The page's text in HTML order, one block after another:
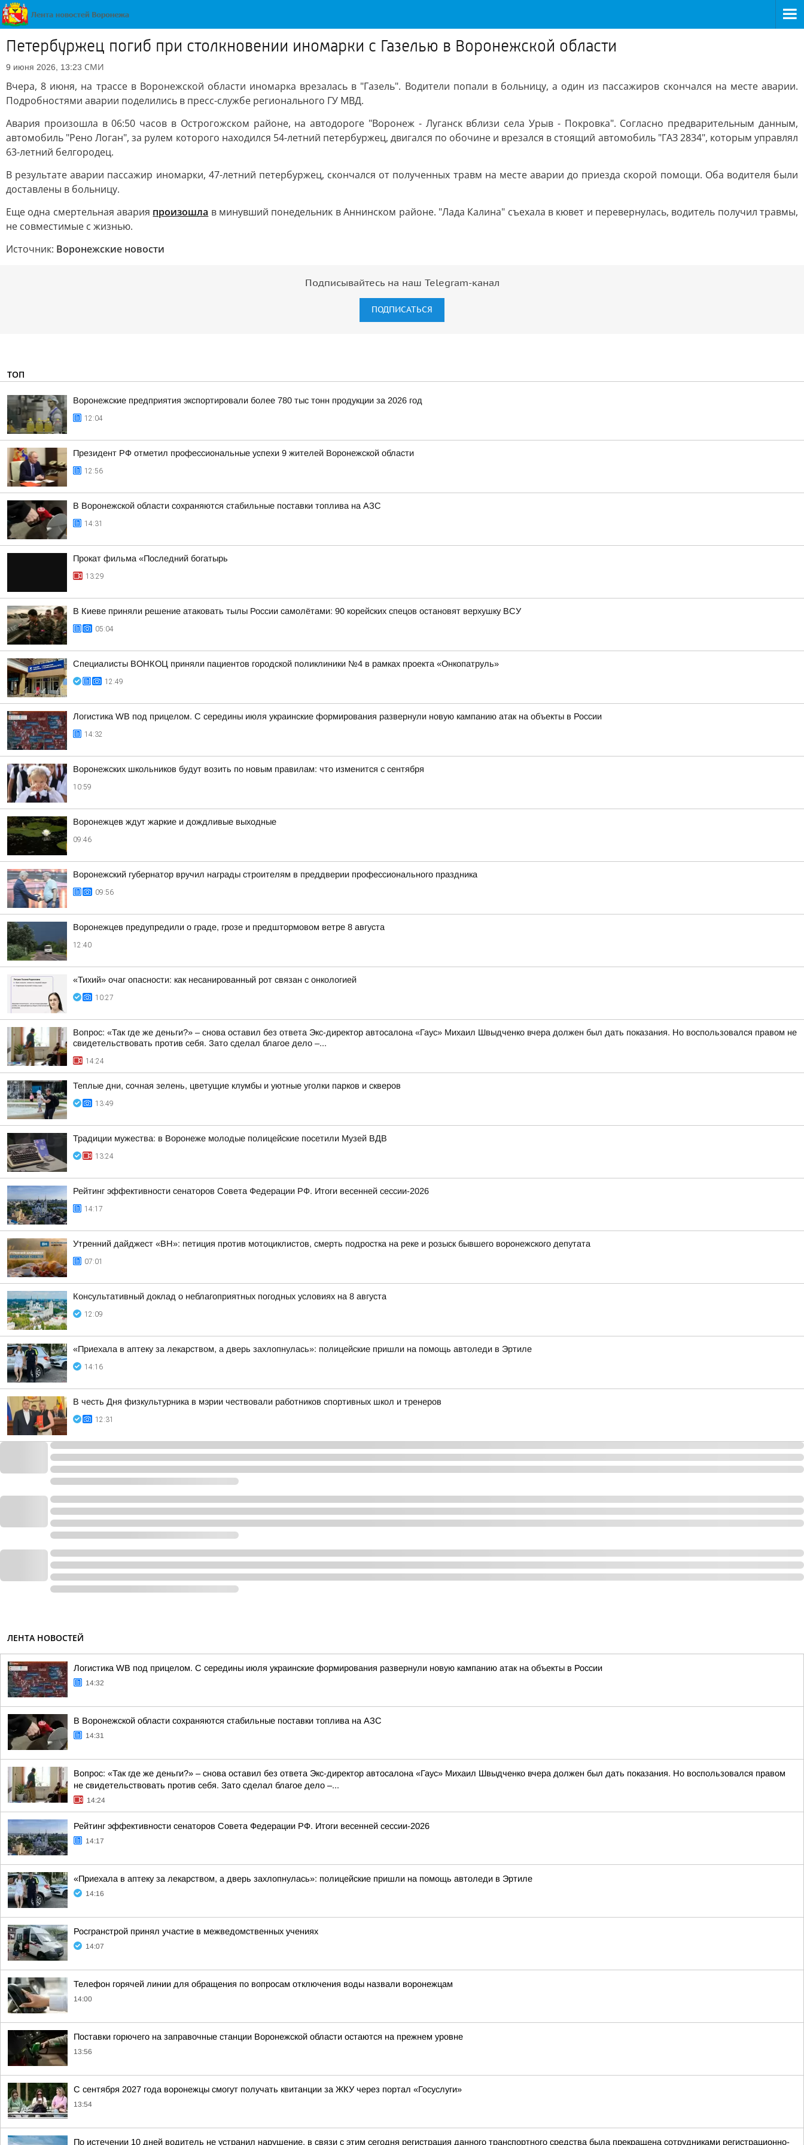
Петербуржец погиб при столкновении иномарки с Газелью в Воронежской области
9 июня 2026, 13:23 СМИ
Вчера, 8 июня, на трассе в Воронежской области иномарка врезалась в "Газель". Водители попали в больницу, а один из пассажиров скончался на месте аварии.
Подробностями аварии поделились в пресс-службе регионального ГУ МВД.
Авария произошла в 06:50 часов в Острогожском районе, на автодороге "Воронеж - Луганск вблизи села Урыв - Покровка". Согласно предварительным данным,
автомобиль "Рено Логан", за рулем которого находился 54-летний петербуржец, двигался по обочине и врезался в стоящий автомобиль "ГАЗ 2834", которым управлял
63-летний белгородец.
В результате аварии пассажир иномарки, 47-летний петербуржец, скончался от полученных травм на месте аварии до приезда скорой помощи. Оба водителя были
доставлены в больницу.
Еще одна смертельная авария произошла в минувший понедельник в Аннинском районе. "Лада Калина" съехала в кювет и перевернулась, водитель получил травмы,
не совместимые с жизнью.
Источник: Воронежские новости
Подписывайтесь на наш Telegram-канал
ПОДПИСАТЬСЯ
ТОП
Воронежские предприятия экспортировали более 780 тыс тонн продукции за 2026 год
12:04
Президент РФ отметил профессиональные успехи 9 жителей Воронежской области
12:56
В Воронежской области сохраняются стабильные поставки топлива на АЗС
14:31
Прокат фильма «Последний богатырь
13:29
В Киеве приняли решение атаковать тылы России самолётами: 90 корейских спецов остановят верхушку ВСУ
05:04
Специалисты ВОНКОЦ приняли пациентов городской поликлиники №4 в рамках проекта «Онкопатруль»
12:49
Логистика WB под прицелом. С середины июля украинские формирования развернули новую кампанию атак на объекты в России
14:32
Воронежских школьников будут возить по новым правилам: что изменится с сентября
10:59
Воронежцев ждут жаркие и дождливые выходные
09:46
Воронежский губернатор вручил награды строителям в преддверии профессионального праздника
09:56
Воронежцев предупредили о граде, грозе и предштормовом ветре 8 августа
12:40
«Тихий» очаг опасности: как несанированный рот связан с онкологией
10:27
Вопрос: «Так где же деньги?» – снова оставил без ответа Экс-директор автосалона «Гаус» Михаил Швыдченко вчера должен был дать показания. Но воспользовался правом не
свидетельствовать против себя. Зато сделал благое дело –...
14:24
Теплые дни, сочная зелень, цветущие клумбы и уютные уголки парков и скверов
13:49
Традиции мужества: в Воронеже молодые полицейские посетили Музей ВДВ
13:24
Рейтинг эффективности сенаторов Совета Федерации РФ. Итоги весенней сессии-2026
14:17
Утренний дайджест «ВН»: петиция против мотоциклистов, смерть подростка на реке и розыск бывшего воронежского депутата
07:01
Консультативный доклад о неблагоприятных погодных условиях на 8 августа
12:09
«Приехала в аптеку за лекарством, а дверь захлопнулась»: полицейские пришли на помощь автоледи в Эртиле
14:16
В честь Дня физкультурника в мэрии чествовали работников спортивных школ и тренеров
12:31
ЛЕНТА НОВОСТЕЙ
Логистика WB под прицелом. С середины июля украинские формирования развернули новую кампанию атак на объекты в России
14:32
В Воронежской области сохраняются стабильные поставки топлива на АЗС
14:31
Вопрос: «Так где же деньги?» – снова оставил без ответа Экс-директор автосалона «Гаус» Михаил Швыдченко вчера должен был дать показания. Но воспользовался правом
не свидетельствовать против себя. Зато сделал благое дело –...
14:24
Рейтинг эффективности сенаторов Совета Федерации РФ. Итоги весенней сессии-2026
14:17
«Приехала в аптеку за лекарством, а дверь захлопнулась»: полицейские пришли на помощь автоледи в Эртиле
14:16
Росгранстрой принял участие в межведомственных учениях
14:07
Телефон горячей линии для обращения по вопросам отключения воды назвали воронежцам
14:00
Поставки горючего на заправочные станции Воронежской области остаются на прежнем уровне
13:56
С сентября 2027 года воронежцы смогут получать квитанции за ЖКУ через портал «Госуслуги»
13:54
По истечении 10 дней водитель не устранил нарушение, в связи с этим сегодня регистрация данного транспортного средства была прекращена сотрудниками регистрационно-